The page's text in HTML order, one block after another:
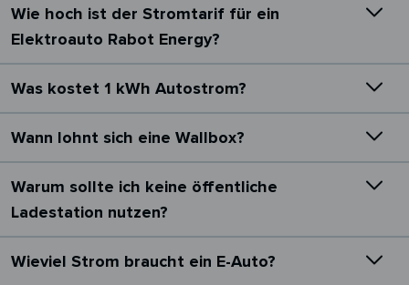
Wie hoch ist der Stromtarif für ein
Elektroauto Rabot Energy?
Was kostet 1 kWh Autostrom?
Wann lohnt sich eine Wallbox?
Warum sollte ich keine öffentliche
Ladestation nutzen?
Wieviel Strom braucht ein E-Auto?